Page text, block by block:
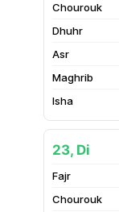
23, Di